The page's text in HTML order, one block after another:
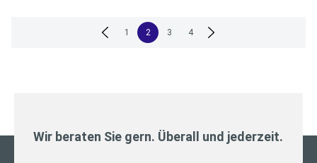
Seitennummerierung
1 2 3 4
Wir beraten Sie gern. Überall und jederzeit.